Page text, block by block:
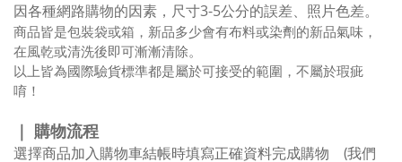
因各種網路購物的因素 ， 尺寸3-5公分的誤差、照片色差。
商品皆是包裝袋或箱，新品多少會有布料或染劑的新品氣味，
在風乾或清洗後即可漸漸清除。
以上皆為國際驗貨標準都是屬於可接受的範圍，不屬於瑕疵
唷！
｜ 購物流程
選擇商品加入購物車結帳時填寫正確資料完成購物 (我們